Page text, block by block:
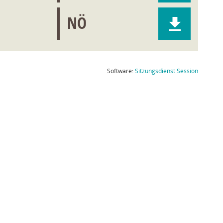
NÖ
Software:SitzungsdienstSession(Wird in